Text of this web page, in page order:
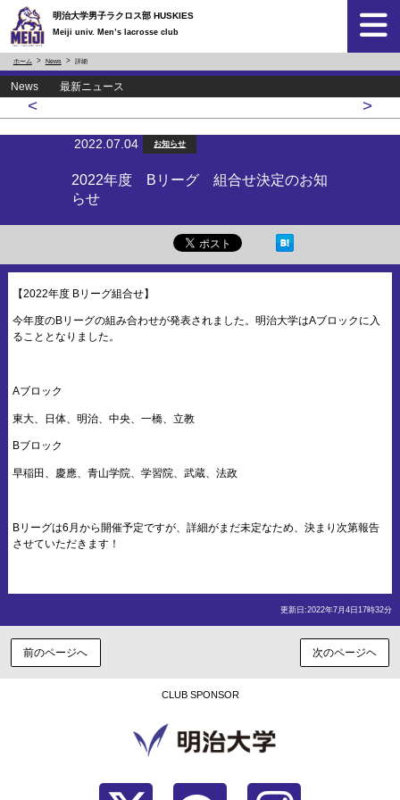
明治大学男子ラクロス部 HUSKIES
Meiji univ. Men’s lacrosse club
ホーム News 詳細
News 最新ニュース
< >
2022.07.04 お知らせ
2022年度 Bリーグ 組合せ決定のお知
らせ
【2022年度 Bリーグ組合せ】
今年度のBリーグの組み合わせが発表されました。明治大学はAブロックに入
ることとなりました。
Aブロック
東大、日体、明治、中央、一橋、立教
Bブロック
早稲田、慶應、青山学院、学習院、武蔵、法政
Bリーグは6月から開催予定ですが、詳細がまだ未定なため、決まり次第報告
させていただきます！
更新日:2022年7月4日17時32分
前のページへ 次のページヘ
CLUB SPONSOR